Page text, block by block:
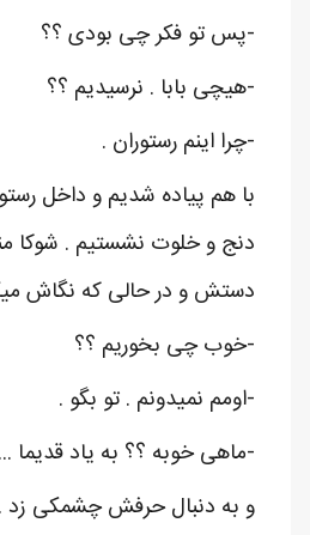
-پس تو فکر چی بودی ؟؟
-هیچی بابا . نرسیدیم ؟؟
-چرا اینم رستوران .
با هم پیاده شدیم و داخل
دنج و خلوت نشستیم . شوکا
دستش و در حالی که نگاش
-خوب چی بخوریم ؟؟
-اومم نمیدونم . تو بگو .
-ماهی خوبه ؟؟ به یاد قدیما ...
و به دنبال حرفش چشمکی زد